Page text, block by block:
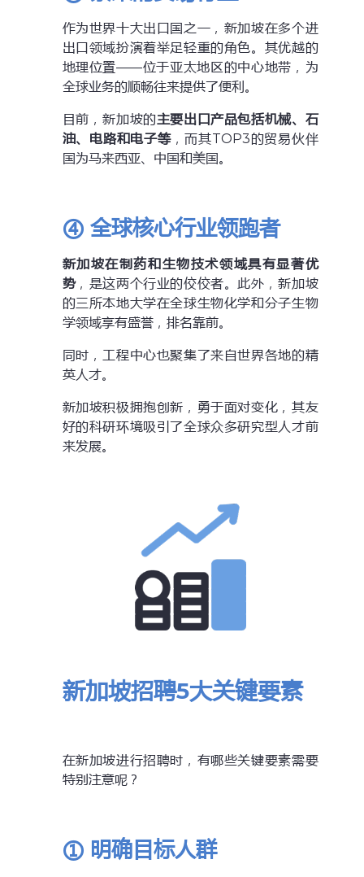
作为世界十大出口国之一，新加坡在多个进
出口领域扮演着举足轻重的角色。其优越的
地理位置——位于亚太地区的中心地带，为
全球业务的顺畅往来提供了便利。
目前，新加坡的主要出口产品包括机械、石
油、电路和电子等，而其TOP3的贸易伙伴
国为马来西亚、中国和美国。
④ 全球核心行业领跑者
新加坡在制药和生物技术领域具有显著优
势，是这两个行业的佼佼者。此外，新加坡
的三所本地大学在全球生物化学和分子生物
学领域享有盛誉，排名靠前。
同时，工程中心也聚集了来自世界各地的精
英人才。
新加坡积极拥抱创新，勇于面对变化，其友
好的科研环境吸引了全球众多研究型人才前
来发展。
新加坡招聘5大关键要素
在新加坡进行招聘时，有哪些关键要素需要
特别注意呢？
① 明确目标人群